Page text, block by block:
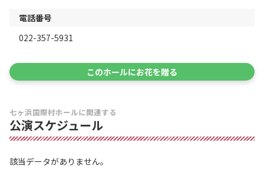
電話番号
022-357-5931
このホールにお花を贈る
七ヶ浜国際村ホールに関連する
公演スケジュール
該当データがありません。